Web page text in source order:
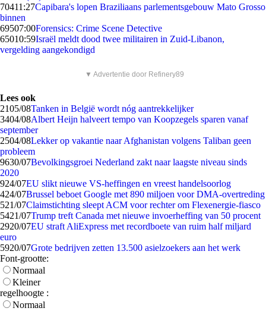
70411:27Capibara's lopen Braziliaans parlementsgebouw Mato Grosso
binnen
69507:00Forensics: Crime Scene Detective
65010:59Israël meldt dood twee militairen in Zuid-Libanon,
vergelding aangekondigd
▼ Advertentie door Refinery89
Lees ook
2105/08Tanken in België wordt nóg aantrekkelijker
3404/08Albert Heijn halveert tempo van Koopzegels sparen vanaf
september
2504/08Lekker op vakantie naar Afghanistan volgens Taliban geen
probleem
9630/07Bevolkingsgroei Nederland zakt naar laagste niveau sinds
2020
924/07EU slikt nieuwe VS-heffingen en vreest handelsoorlog
424/07Brussel beboet Google met 890 miljoen voor DMA-overtreding
521/07Claimstichting sleept ACM voor rechter om Flexenergie-fiasco
5421/07Trump treft Canada met nieuwe invoerheffing van 50 procent
2920/07EU straft AliExpress met recordboete van ruim half miljard
euro
5920/07Grote bedrijven zetten 13.500 asielzoekers aan het werk
Font-grootte:
Normaal
Kleiner
regelhoogte :
Normaal